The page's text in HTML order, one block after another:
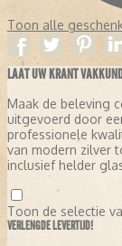
Toon alle
LAAT UW KRANT
Maak de beleving
uitgevoerd door
professionele
van modern zilver
inclusief helder
Toon de selectie
VERLENGDE LEVERTIJD!